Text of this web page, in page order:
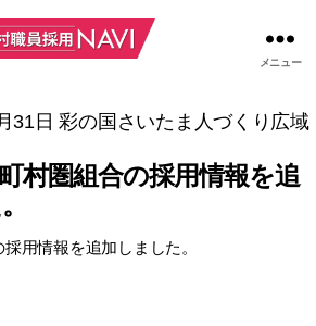
メニュー
31日彩の国さいたま人づくり広域
村圏組合の採用情報を追
用情報を追加しました。